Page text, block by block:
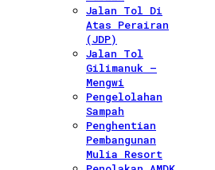
Jalan Tol Di
Atas Perairan
(JDP)
Jalan Tol
Gilimanuk –
Mengwi
Pengelolahan
Sampah
Penghentian
Pembangunan
Mulia Resort